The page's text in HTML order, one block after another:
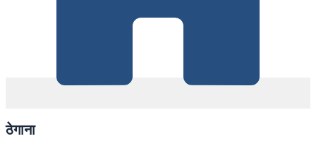
ठेगाना